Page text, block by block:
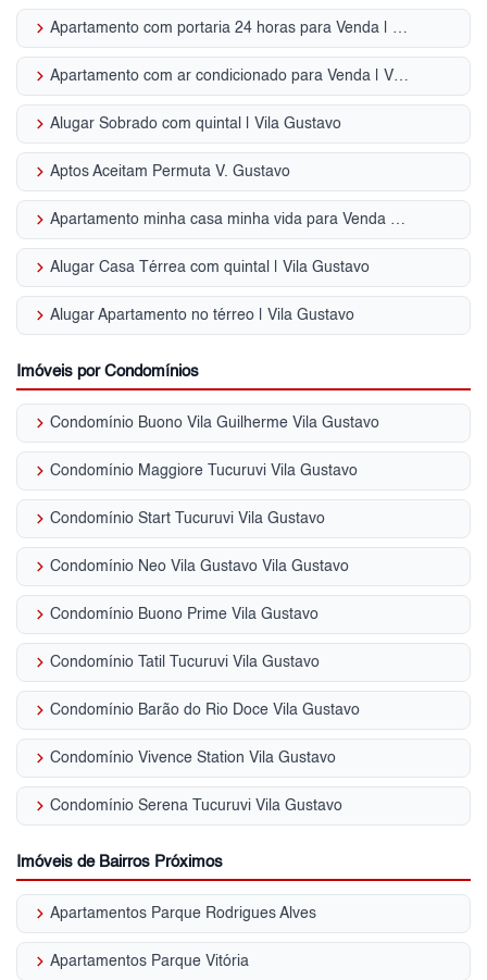
keyboard_arrow_right Apartamento com portaria 24 horas para Venda | Vila Gustavo
keyboard_arrow_right Apartamento com ar condicionado para Venda | Vila Gustavo
keyboard_arrow_right Alugar Sobrado com quintal | Vila Gustavo
keyboard_arrow_right Aptos Aceitam Permuta V. Gustavo
keyboard_arrow_right Apartamento minha casa minha vida para Venda | Vila Gustavo
keyboard_arrow_right Alugar Casa Térrea com quintal | Vila Gustavo
keyboard_arrow_right Alugar Apartamento no térreo | Vila Gustavo
Imóveis por Condomínios
keyboard_arrow_right Condomínio Buono Vila Guilherme Vila Gustavo
keyboard_arrow_right Condomínio Maggiore Tucuruvi Vila Gustavo
keyboard_arrow_right Condomínio Start Tucuruvi Vila Gustavo
keyboard_arrow_right Condomínio Neo Vila Gustavo Vila Gustavo
keyboard_arrow_right Condomínio Buono Prime Vila Gustavo
keyboard_arrow_right Condomínio Tatil Tucuruvi Vila Gustavo
keyboard_arrow_right Condomínio Barão do Rio Doce Vila Gustavo
keyboard_arrow_right Condomínio Vivence Station Vila Gustavo
keyboard_arrow_right Condomínio Serena Tucuruvi Vila Gustavo
Imóveis de Bairros Próximos
keyboard_arrow_right Apartamentos Parque Rodrigues Alves
keyboard_arrow_right Apartamentos Parque Vitória